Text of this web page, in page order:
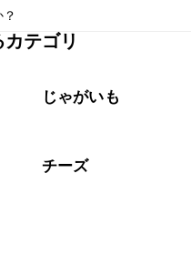
目安です。なるべくお早めにお
テゴリ
じゃがいも
チーズ